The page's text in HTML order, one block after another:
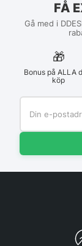
FÅ
Gå med i
🎁
Bonus på ALLA
köp